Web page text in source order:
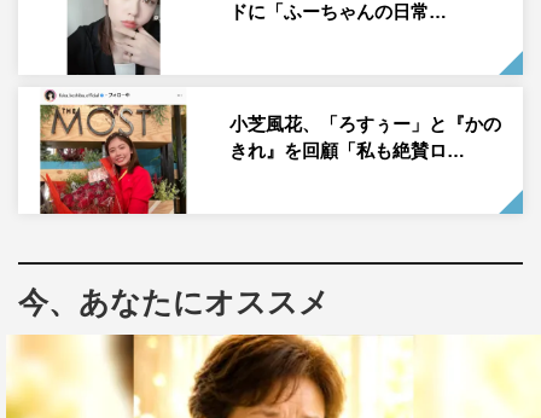
小芝風花
ドに「ふーちゃんの日常…
小芝風花、「ろすぅー」と『かの
きれ』を回顧「私も絶賛ロ…
今、あなたにオススメ